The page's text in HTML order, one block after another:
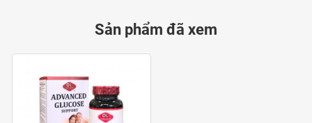
máu ở người tiểu đường.
Cải thiện chuyển hóa glucose, hỗ trợ duy trì mức
đường huyết ổn định.
Liều dùng - cách dùng
Sản phẩm đã xem